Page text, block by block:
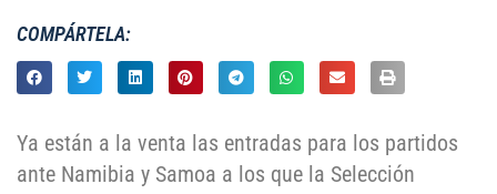
COMPÁRTELA:
Ya están a la venta las entradas para los partidos
ante Namibia y Samoa a los que la Selección